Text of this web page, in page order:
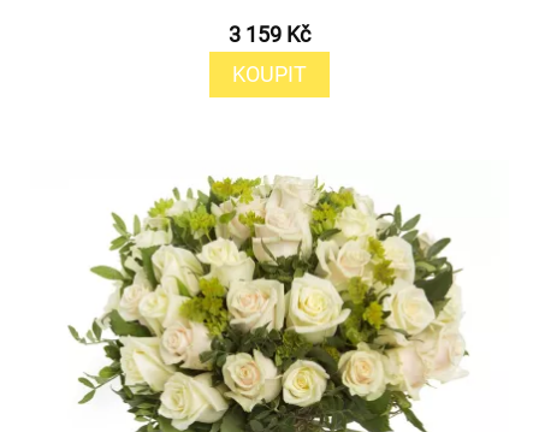
3 159 Kč
KOUPIT